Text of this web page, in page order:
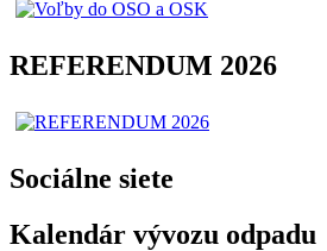
REFERENDUM 2026
Sociálne siete
Kalendár vývozu odpadu